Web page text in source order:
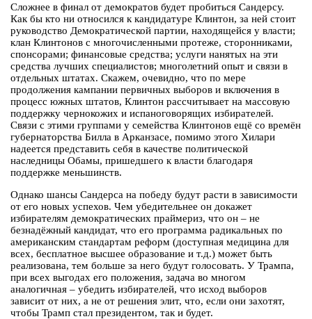
Сложнее в финал от демократов будет пробиться Сандерсу.
Как бы кто ни относился к кандидатуре Клинтон, за ней стоит
руководство Демократической партии, находящейся у власти;
клан Клинтонов с многочисленными протеже, сторонниками,
спонсорами; финансовые средства; услуги нанятых на эти
средства лучших специалистов; многолетний опыт и связи в
отдельных штатах. Скажем, очевидно, что по мере
продолжения кампании первичных выборов и включения в
процесс южных штатов, Клинтон рассчитывает на массовую
поддержку чернокожих и испаноговорящих избирателей.
Связи с этими группами у семейства Клинтонов ещё со времён
губернаторства Билла в Арканзасе, помимо этого Хилари
надеется представить себя в качестве политической
наследницы Обамы, пришедшего к власти благодаря
поддержке меньшинств.
Однако шансы Сандерса на победу будут расти в зависимости
от его новых успехов. Чем убедительнее он докажет
избирателям демократических праймериз, что он – не
безнадёжный кандидат, что его программа радикальных по
американским стандартам реформ (доступная медицина для
всех, бесплатное высшее образование и т.д.) может быть
реализована, тем больше за него будут голосовать. У Трампа,
при всех выгодах его положения, задача во многом
аналогичная – убедить избирателей, что исход выборов
зависит от них, а не от решения элит, что, если они захотят,
чтобы Трамп стал президентом, так и будет.